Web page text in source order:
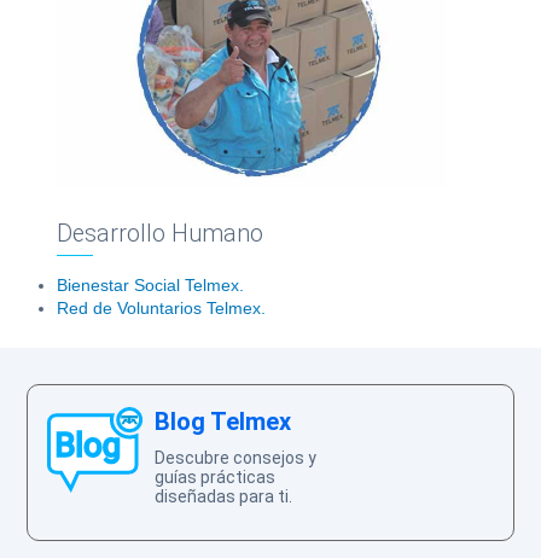
Centros
Atención
Telmex
WiFi
Desarrollo Humano
Bienestar Social Telmex.
Red de Voluntarios Telmex.
Blog Telmex
Descubre consejos y
guías prácticas
diseñadas para ti.